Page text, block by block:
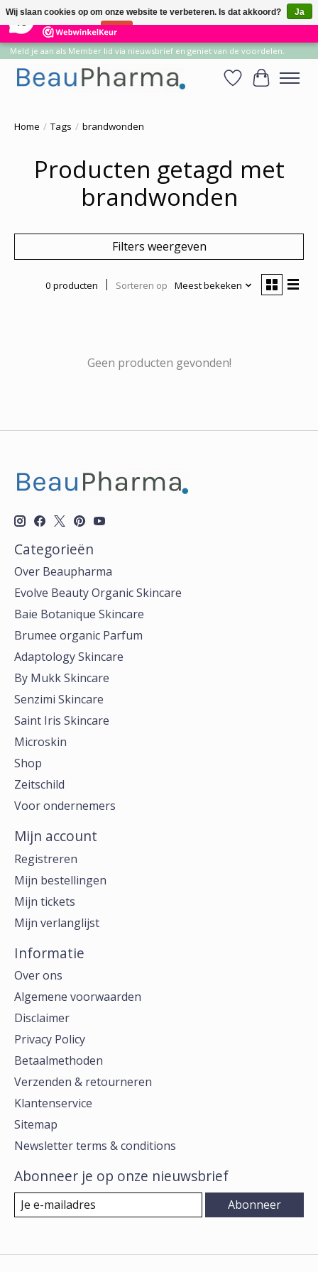
14 Reviews ×
Meld je aan als Member lid via nieuwsbrief en geniet van de voordelen.
Verlanglijst
Home / Tags / brandwonden
Producten getagd met
brandwonden
Filters weergeven
0 producten Sorteren op Meest bekeken
Geen producten gevonden!
Categorieën
Over Beaupharma
Evolve Beauty Organic Skincare
Baie Botanique Skincare
Brumee organic Parfum
Adaptology Skincare
By Mukk Skincare
Senzimi Skincare
Saint Iris Skincare
Microskin
Shop
Zeitschild
Voor ondernemers
Mijn account
Registreren
Mijn bestellingen
Mijn tickets
Mijn verlanglijst
Informatie
Over ons
Algemene voorwaarden
Disclaimer
Privacy Policy
Betaalmethoden
Verzenden & retourneren
Klantenservice
Sitemap
Newsletter terms & conditions
Abonneer je op onze nieuwsbrief
Abonneer
Wij slaan cookies op om onze website te verbeteren. Is dat akkoord?
Ja
Nee